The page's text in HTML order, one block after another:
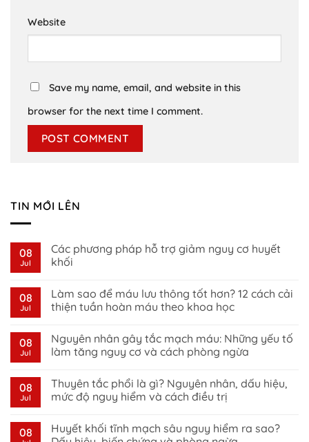
Website
Save my name, email, and website in this
browser for the next time I comment.
TIN MỚI LÊN
08
Jul
Các phương pháp hỗ trợ giảm nguy cơ huyết
khối
on
Các
phương
trợ
giảm
nguy
khối
08
Jul
Làm sao để máu lưu thông tốt hơn? 12 cách cải
thiện tuần hoàn máu theo khoa học
on
Làm
sao
lưu
thông
tốt
cách
cải
08
Jul
Nguyên nhân gây tắc mạch máu: Những yếu tố
làm tăng nguy cơ và cách phòng ngừa
on
Nguyên
nhân
mạch
máu:
08
Jul
Thuyên tắc phổi là gì? Nguyên nhân, dấu hiệu,
mức độ nguy hiểm và cách điều trị
on
Thuyên
08
Huyết khối tĩnh mạch sâu nguy hiểm ra sao?